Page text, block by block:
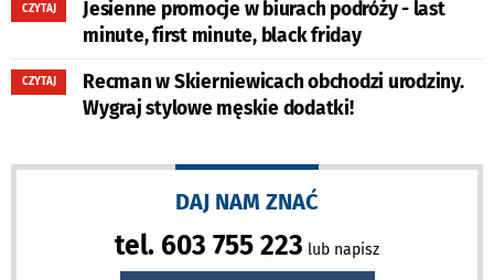
CZYTAJ
Jesienne promocje w biurach podróży - last
minute, first minute, black friday
CZYTAJ
Recman w Skierniewicach obchodzi urodziny.
Wygraj stylowe męskie dodatki!
DAJ NAM ZNAĆ
tel. 603 755 223 lub napisz